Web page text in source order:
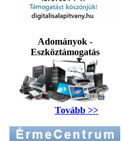
Adományok -
Eszköztámogatás
Tovább >>